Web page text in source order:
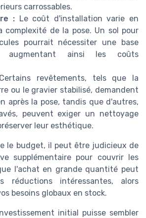
carrossables.
:Le coût d'installation varie en
complexité de la pose. Un sol pour
pourrait nécessiter une base
augmentant ainsi les coûts
revêtements, tels que la
ou le gravier stabilisé, demandent
après la pose, tandis que d'autres,
peuvent exiger un nettoyage
leur esthétique.
le budget, il peut être judicieux de
supplémentaire pour couvrir les
l'achat en grande quantité peut
réductions intéressantes, alors
besoins globaux en stock.
initial puisse sembler